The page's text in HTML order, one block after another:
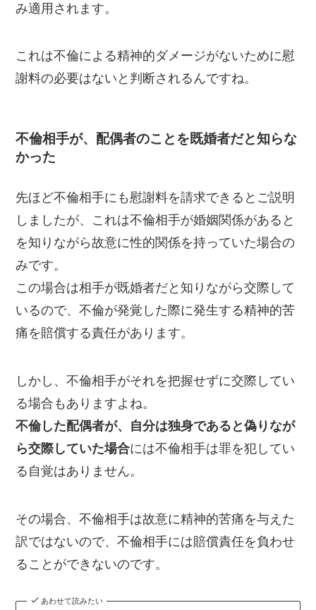
み適用されます。
これは不倫による精神的ダメージがないために慰
謝料の必要はないと判断されるんですね。
不倫相手が、配偶者のことを既婚者だと知らな
かった
先ほど不倫相手にも慰謝料を請求できるとご説明
しましたが、これは不倫相手が婚姻関係があると
を知りながら故意に性的関係を持っていた場合の
みです。
この場合は相手が既婚者だと知りながら交際して
いるので、不倫が発覚した際に発生する精神的苦
痛を賠償する責任があります。
しかし、不倫相手がそれを把握せずに交際してい
る場合もありますよね。
不倫した配偶者が、自分は独身であると偽りなが
ら交際していた場合には不倫相手は罪を犯してい
る自覚はありません。
その場合、不倫相手は故意に精神的苦痛を与えた
訳ではないので、不倫相手には賠償責任を負わせ
ることができないのです。
あわせて読みたい